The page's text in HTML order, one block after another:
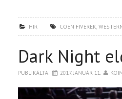
HÍR COEN FIVÉREK,
Dark Night
PUBLIKÁLTA 2017. JANUÁR 11.